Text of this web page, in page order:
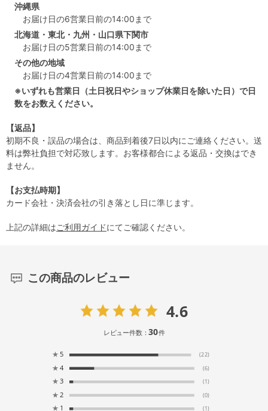
沖縄県
お届け日の6営業日前の14:00まで
北海道・東北・九州・山口県下関市
お届け日の5営業日前の14:00まで
その他の地域
お届け日の4営業日前の14:00まで
※いずれも営業日（土日祝日やショップ休業日を除いた日）で日
数をお数えください。
【返品】
初期不良・誤品の場合は、商品到着後7日以内にご連絡ください。送
料は弊社負担で対応致します。お客様都合による返品・交換はでき
ません。
【お支払時期】
カード会社・決済会社の引き落とし日に準じます。
上記の詳細はご利用ガイドにてご確認ください。
この商品のレビュー
4.6
レビュー件数：30件
★ 5 (22)
★ 4 (6)
★ 3 (1)
★ 2 (0)
★ 1 (1)